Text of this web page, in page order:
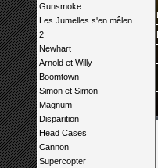
Gunsmoke
Les Jumelles s'en mêlen
2
Newhart
Arnold et Willy
Boomtown
Simon et Simon
Magnum
Disparition
Head Cases
Cannon
Supercopter